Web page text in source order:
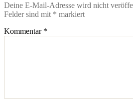
Deine E-Mail-Adresse wird nicht
Felder sind mit * markiert
Kommentar *